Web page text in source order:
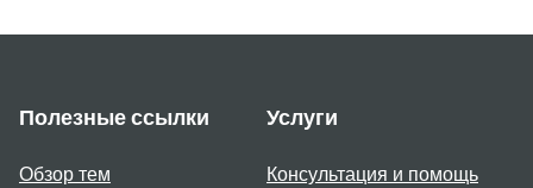
Полезные ссылки
Обзор тем
Услуги
Консультация и помощь